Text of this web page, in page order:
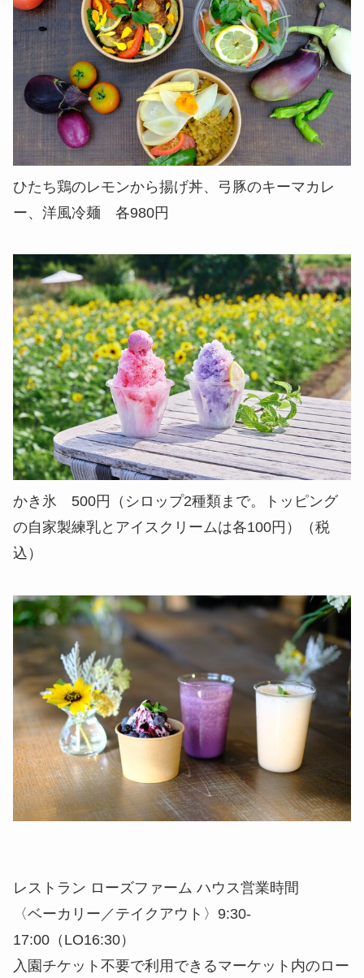
ひたち鶏のレモンから揚げ丼、弓豚のキーマカレ
ー、洋風冷麺 各980円
かき氷 500円（シロップ2種類まで。トッピング
の自家製練乳とアイスクリームは各100円）（税
込）
レストラン ローズファーム ハウス営業時間
〈ベーカリー／テイクアウト〉9:30-
17:00（LO16:30）
入園チケット不要で利用できるマーケット内のロー